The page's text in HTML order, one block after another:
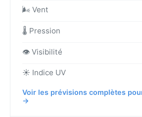
🌬️ Vent
🌡️ Pression
👁️ Visibilité
☀️ Indice UV
Voir les prévisions complètes
→